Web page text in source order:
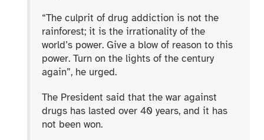
“The culprit of drug addiction is not the
rainforest; it is the irrationality of the
world’s power. Give a blow of reason to this
power. Turn on the lights of the century
again”, he urged.
The President said that the war against
drugs has lasted over 40 years, and it has
not been won.